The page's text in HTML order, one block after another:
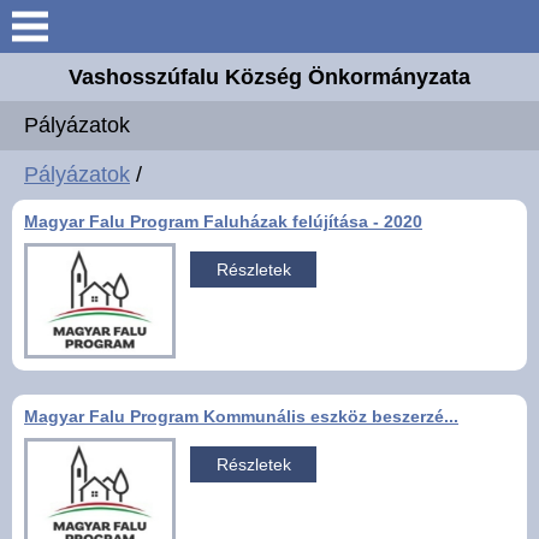
Keresés
Bemutatkozás
Elérhetőségek
Önkormányzat
Intézmények
Választási információk
E-ügyintézés
Vashosszúfalu Község Önkormányzata
Pályázatok
Pályázatok /
Magyar Falu Program Faluházak felújítása - 2020
Részletek
Magyar Falu Program Kommunális eszköz beszerzé...
Részletek